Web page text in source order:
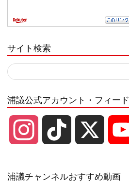
サイト検索
浦議公式アカウント・フィード
浦議チャンネルおすすめ動画